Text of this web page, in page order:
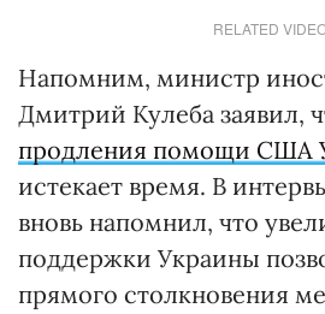
RELATED
Напомним, министр
Дмитрий Кулеба заявил,
продления помощи США
истекает время. В
вновь напомнил, что
поддержки Украины
прямого столкновения